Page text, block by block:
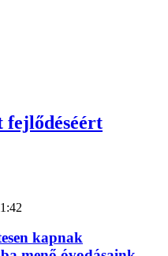
fejlődéséért
kapnak